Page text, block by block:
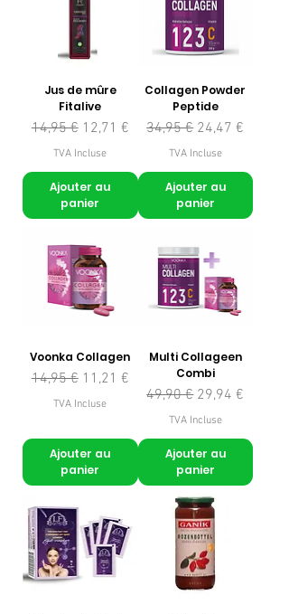
Jus de mûre
Fitalive
Prix original
14,95 € Prix promotionnel
12,71 €
TVA Incluse
Ajouter au
panier
Collagen Powder
Peptide
Prix original
34,95 € Prix
24,47 €
TVA Incluse
Ajouter au
panier
Voonka Collagen
Prix original
14,95 € Prix promotionnel
11,21 €
TVA Incluse
Ajouter au
panier
Multi Collageen
Combi
Prix original
49,90 € Prix
29,94 €
TVA Incluse
Ajouter au
panier